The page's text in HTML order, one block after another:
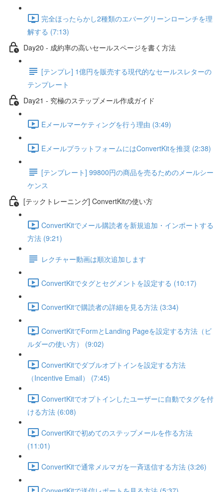
完全ほったらかし2種類のエバーグリーンローンチを理
解する (7:13)
Day20 - 成約率の高いセールスページを書く方法
[テンプレ] 1億円を販売する現代的なセールスレターの
テンプレート
Day21 - 究極のステップメール作成ガイド
Eメールマーケティングを行う理由 (3:49)
EメールプラットフォームにはConvertKitを推奨 (2:38)
[テンプレート] 99800円の商品を売るためのメールシー
ケンス
[テックトレーニング] ConvertKitの使い方
ConvertKitでメール購読者を新規追加・インポートする
方法 (9:21)
レクチャー動画は順次追加します
ConvertKitでタグとセグメントを設定する (10:17)
ConvertKitで購読者の詳細を見る方法 (3:34)
ConvertKitでFormとLanding Pageを設定する方法（ビ
ルダーの使い方） (9:02)
ConvertKitでダブルオプトインを設定する方法
（Incentive Email） (7:45)
ConvertKitでオプトインしたユーザーに自動でタグを付
ける方法 (6:08)
ConvertKitで初めてのステップメールを作る方法
(11:01)
ConvertKitで通常メルマガを一斉送信する方法 (3:26)